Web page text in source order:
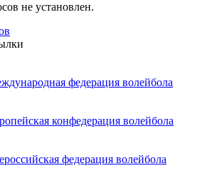
не установлен.
федерация волейбола
конфедерация волейбола
федерация волейбола